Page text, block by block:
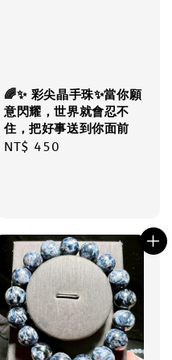
🌈✨ 彩尖晶手珠✨當你願
意閃耀，世界就會忍不
住，把好事送到你面前
Regular
NT$ 450